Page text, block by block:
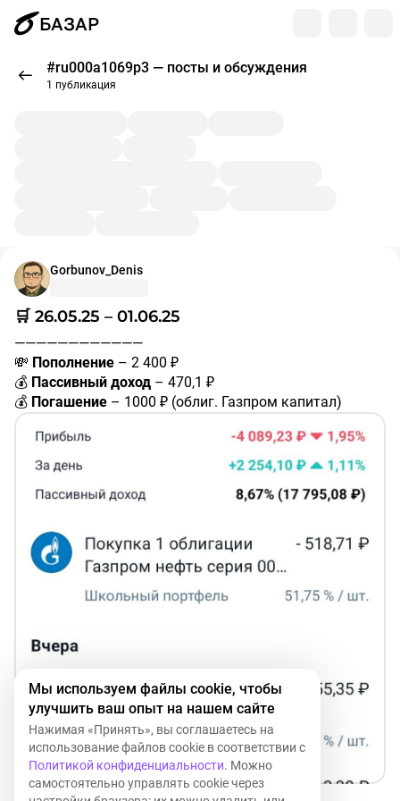
БАЗАР
#ru000a1069p3 — посты и обсуждения
1 публикация
Gorbunov_Denis
🛒 26.05.25 – 01.06.25
————————————
💸 Пополнение – 2 400 ₽
💰 Пассивный доход – 470,1 ₽
💰 Погашение – 1000 ₽ (облиг. Газпром капитал)
дивиденды Мать и дитя
#MDMG– 153 ₽
купон Группа Позитив 001Р-02
купон Акрон (ПАО) БО-001P-05
купон Газпром капитал ООО БО-001Р-03
#RU000A101QM3 – 28,42 ₽
купон РЖД БО 001P-38R
#RU000A10AZ60– 29,42 ₽
#RU000A1069P3
купон ЕвроТранс БО-001Р-02
#RU000A105TS5
купон ИНАРКТИКА 002Р-01
#RU000A107W48 – 71,06 ₽
купон Каршеринг Руссия 001P-03
#RU000A106UW3– 22,52 ₽
купон Россети БО 001P-14R
#RU000A109ZQ8– 18,25 ₽
Мы используем файлы cookie, чтобы
улучшить ваш опыт на нашем сайте
Нажимая «Принять», вы соглашаетесь на
использование файлов cookie в соответствии с
Политикой конфиденциальности. Можно
самостоятельно управлять cookie через